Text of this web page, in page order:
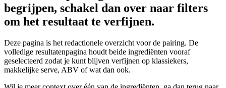
begrijpen, schakel dan over naar filters
om het resultaat te verfijnen.
Deze pagina is het redactionele overzicht voor de pairing. De
volledige resultatenpagina houdt beide ingrediënten vooraf
geselecteerd zodat je kunt blijven verfijnen op klassiekers,
makkelijke serve, ABV of wat dan ook.